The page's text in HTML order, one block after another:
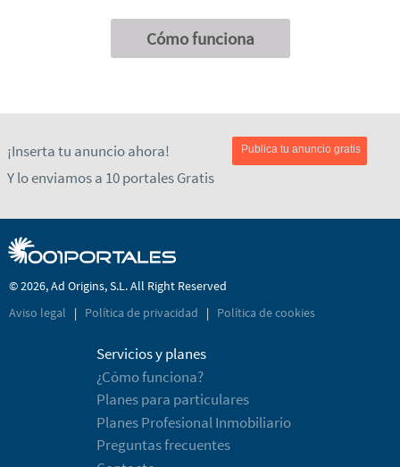
Cómo funciona
¡Inserta tu anuncio ahora!
Y lo enviamos a 10 portales Gratis
Publica tu anuncio gratis
© 2026, Ad Origins, S.L. All Right Reserved
Aviso legal
| Política de privacidad | Política de cookies
Servicios y planes
¿Cómo funciona?
Planes para particulares
Planes Profesional Inmobiliario
Preguntas frecuentes